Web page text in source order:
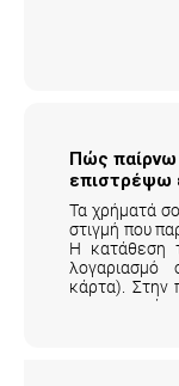
Πώς παίρνω
επιστρέψω
Τα χρήματά
στιγμή που
Η κατάθεση
λογαριασμό
κάρτα). Στην